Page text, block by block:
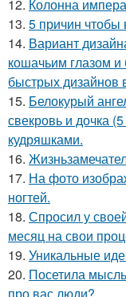
12. Колонна
13. 5 причин чтобы
14. Вариант
кошачьим глазом
быстрых дизайнов
15. Белокурый
свекровь и дочка
кудряшками.
16.
17. На фото
ногтей.
18. Спросил у
месяц на свои
19. Уникальные
20. Посетила
про вас люди?